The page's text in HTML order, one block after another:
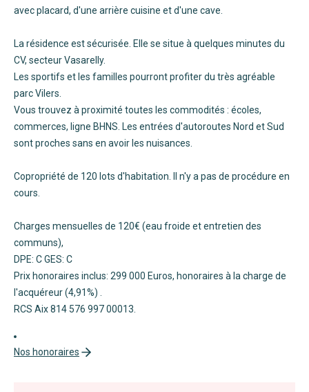
avec placard, d'une arrière cuisine et d'une cave.
La résidence est sécurisée. Elle se situe à quelques minutes du
CV, secteur Vasarelly.
Les sportifs et les familles pourront profiter du très agréable
parc Vilers.
Vous trouvez à proximité toutes les commodités : écoles,
commerces, ligne BHNS. Les entrées d'autoroutes Nord et Sud
sont proches sans en avoir les nuisances.
Copropriété de 120 lots d'habitation. Il n'y a pas de procédure en
cours.
Charges mensuelles de 120€ (eau froide et entretien des
communs),
DPE: C GES: C
Prix honoraires inclus: 299 000 Euros, honoraires à la charge de
l'acquéreur (4,91%) .
RCS Aix 814 576 997 00013.
Nos honoraires